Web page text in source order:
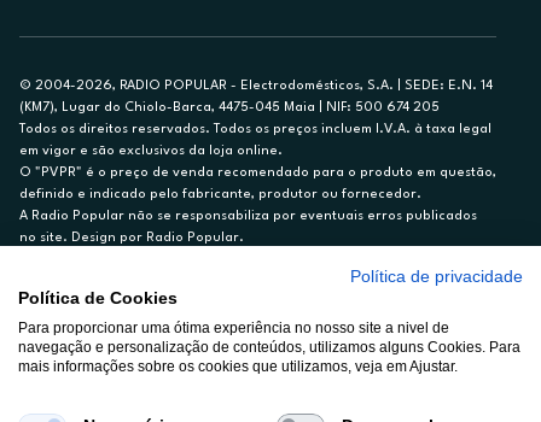
© 2004-2026, RADIO POPULAR - Electrodomésticos, S.A. | SEDE: E.N. 14
(KM7), Lugar do Chiolo-Barca, 4475-045 Maia | NIF: 500 674 205
Todos os direitos reservados. Todos os preços incluem I.V.A. à taxa legal
em vigor e são exclusivos da loja online.
O "PVPR" é o preço de venda recomendado para o produto em questão,
definido e indicado pelo fabricante, produtor ou fornecedor.
A Radio Popular não se responsabiliza por eventuais erros publicados
no site. Design por Radio Popular.
Ex. para limite de crédito de €1.500, reembolsado em 12 meses, TAN
14,79%.
Crédito sujeito a aprovação pelo Cetelem, marca BNP Paribas Personal
Finance, S.A., Sucursal em Portugal. Informe-se no 21 721 90 00 (dias
A Rádio Popular – Eletrodomésticos S.A. (Registo BdP848) atua como
Política de privacidade
Política de Cookies
Para proporcionar uma ótima experiência no nosso site a nivel de
navegação e personalização de conteúdos, utilizamos alguns Cookies. Para
mais informações sobre os cookies que utilizamos, veja em Ajustar.